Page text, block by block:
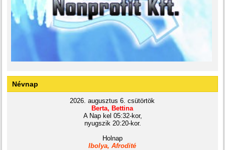
Névnap
2026. augusztus 6. csütörtök
Berta, Bettina
A Nap kel 05:32-kor,
nyugszik 20:20-kor.
Holnap
Ibolya, Afrodité